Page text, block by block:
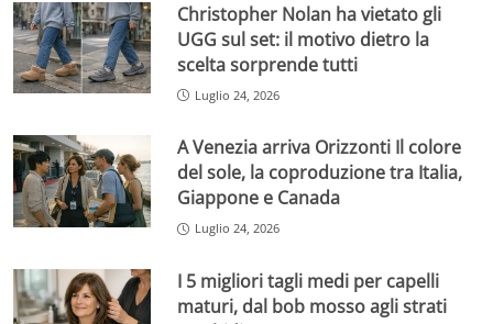
Christopher Nolan ha vietato gli
UGG sul set: il motivo dietro la
scelta sorprende tutti
Luglio 24, 2026
A Venezia arriva Orizzonti Il colore
del sole, la coproduzione tra Italia,
Giappone e Canada
Luglio 24, 2026
I 5 migliori tagli medi per capelli
maturi, dal bob mosso agli strati